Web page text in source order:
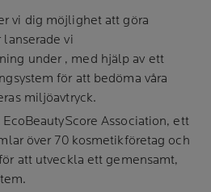
vi dig möjlighet att göra
lanserade vi
under , med hjälp av ett
för att bedöma våra
miljöavtryck.
Association, ett
över 70 kosmetikföretag och
att utveckla ett gemensamt,